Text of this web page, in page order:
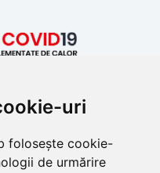
uri
folosește cookie-
de urmărire